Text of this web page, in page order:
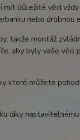
důležité věci
nebo drobnou
takže montáž
aby byly vaše věci
které můžete
díky